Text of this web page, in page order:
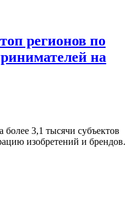
регионов по
на
более 3,1 тысячи субъектов
изобретений и брендов.